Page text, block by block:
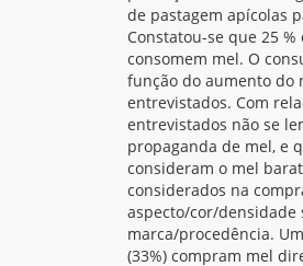
de pastagem apícolas
Constatou-se que 25
consomem mel. O
função do aumento do
entrevistados. Com
entrevistados não se
propaganda de mel, e
consideram o mel
considerados na
aspecto/cor/densidade
marca/procedência.
(33%) compram mel